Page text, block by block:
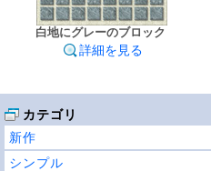
カテゴリ
新作
シンプル
白地にグレーのブロック
詳細を見る